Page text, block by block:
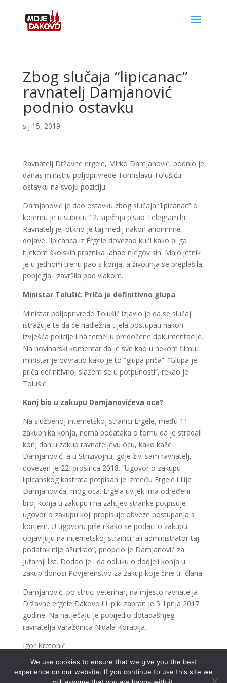
Zbog slučaja “lipicanac”
ravnatelj Damjanović
podnio ostavku
sij 15, 2019.
Ravnatelj Državne ergele, Mirko Damjanović, podnio je
danas ministru poljoprivrede Tomislavu Tolušiću
ostavku na svoju poziciju.
Damjanović je dao ostavku zbog slučaja “lipicanac” o
kojemu je u subotu 12. siječnja pisao Telegram.hr.
Ravnatelj je, otkrio je taj medij nakon anonimne
dojave, lipicanca iz Ergele dovezao kući kako bi ga
tijekom školskih praznika jahao njegov sin. Maloljetnik
je u jednom trenu pao s konja, a životinja se preplašila,
pobjegla i završila pod vlakom.
Ministar Tolušić: Priča je definitivno glupa
Ministar poljoprivrede Tolušić izjavio je da se slučaj
istražuje te da će nadležna tijela postupati nakon
izvješća policije i na temelju predočene dokumentacije.
Na novinarski komentar da je sve kao u nekom filmu,
ministar je odvratio kako je to “glupa priča”. “Glupa je
priča definitivno, slažem se u potpunosti”, rekao je
Tolušić.
Konj bio u zakupu Damjanovićeva oca?
Na službenoj internetskoj stranici Ergele, među 11
zakupnika konja, nema podataka o tomu da je stradali
konj dan u zakup ravnateljevu ocu, kako kaže
Damjanović, a u Strizivojnu, gdje živi sam ravnatelj,
dovezen je 22. prosinca 2018. “Ugovor o zakupu
lipicanskog kastrata potpisan je između Ergele i Ilije
Damjanovića, mog oca. Ergela uvijek ima određeni
broj konja u zakupu i na zahtjev stranke potpisuje
ugovor o zakupu koji propisuje obveze postupanja s
konjem. U ugovoru piše i kako se podaci o zakupu
objavljuju na internetskoj stranici, ali administrator taj
podatak nije ažurirao”, priopćio je Damjanović za
Jutarnji list. Dodao je i da odluku o dodjeli konja u
zakup donosi Povjerenstvo za zakup koje čine tri člana.
Damjanović, po struci veterinar, na mjesto ravnatelja
Državne ergele Đakovo i Lipik izabran je 5. lipnja 2017.
godine. Na natječaju je pobijedio dotadašnjeg
ravnatelja Varaždinca Nidala Korabija.
Igor Kretonić
We use cookies to ensure that we give you the best
experience on our website. If you continue to use this site we